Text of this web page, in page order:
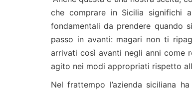
che comprare in Sicilia significhi
fondamentali da prendere quando
passo in avanti: magari non ti
arrivati così avanti negli anni come
agito nei modi appropriati rispetto
Nel frattempo l’azienda siciliana